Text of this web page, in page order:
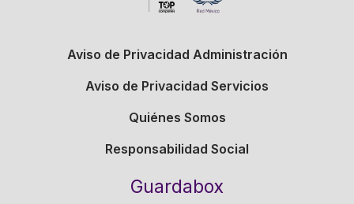
Aviso de Privacidad Administración
Aviso de Privacidad Servicios
Quiénes Somos
Responsabilidad Social
Guardabox